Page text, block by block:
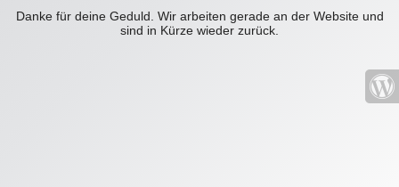
Danke für deine Geduld. Wir arbeiten gerade an der Website und
sind in Kürze wieder zurück.